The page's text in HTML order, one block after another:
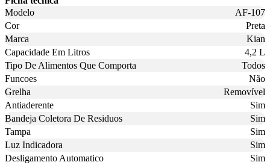
Modelo
AF-107
Cor
Preta
Marca
Kian
Capacidade Em Litros
4,2 L
Tipo De Alimentos Que Comporta
Todos
Funcoes
Não
Grelha
Removível
Antiaderente
Sim
Bandeja Coletora De Residuos
Sim
Tampa
Sim
Luz Indicadora
Sim
Desligamento Automatico
Sim